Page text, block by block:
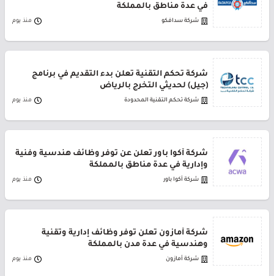
في عدة مناطق بالمملكة
شركة سدافكو منذ يوم
شركة تحكم التقنية تعلن بدء التقديم في برنامج
(جيل) لحديثي التخرج بالرياض
شركة تحكم التقنية المحدودة منذ يوم
شركة أكوا باور تعلن عن توفر وظائف هندسية وفنية
وإدارية في عدة مناطق بالمملكة
شركة أكوا باور منذ يوم
شركة أمازون تعلن توفر وظائف إدارية وتقنية
وهندسية في عدة مدن بالمملكة
شركة أمازون منذ يوم